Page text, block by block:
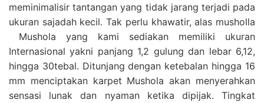
meminimalisir tantangan yang tidak jarang terjadi pada
ukuran sajadah kecil. Tak perlu khawatir, alas musholla
Mushola yang kami sediakan memiliki ukuran
Internasional yakni panjang 1,2 gulung dan lebar 6,12,
hingga 30tebal. Ditunjang dengan ketebalan hingga 16
mm menciptakan karpet Mushola akan menyerahkan
sensasi lunak dan nyaman ketika dipijak. Tingkat